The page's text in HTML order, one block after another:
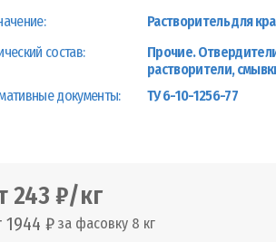
Растворитель для
состав:
Прочие.
растворители,
документы:
ТУ 6-10-1256-77
243 ₽/кг
1944 ₽ за фасовку 8 кг